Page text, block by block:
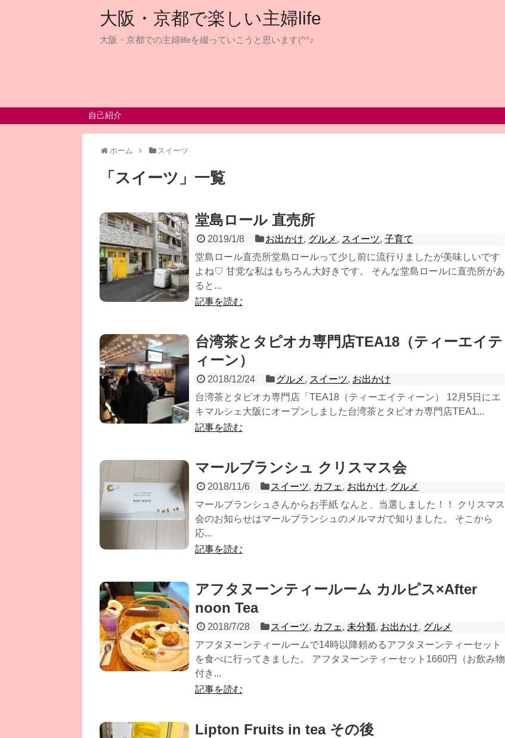
大阪・京都で楽しい主婦life
大阪・京都での主婦lifeを綴っていこうと思います(^^♪
自己紹介
ホーム スイーツ
「 スイーツ 」 一覧
堂島ロール 直売所
2019/1/8 お出かけ, グルメ , スイーツ,子育て
堂島ロール直売所堂島ロールって少し前に流行りましたが美味しいです
よね♡ 甘党な私はもちろん大好きです。 そんな堂島ロールに直売所があ
ると...
記事を読む
台湾茶とタピオカ専門店TEA18（ティーエイテ
ィーン）
2018/12/24 グルメ , スイーツ, お出かけ
台湾茶とタピオカ専門店「TEA18（ティーエイティーン） 12月5日にエ
キマルシェ大阪にオープンしました台湾茶とタピオカ専門店TEA1...
記事を読む
マールブランシュ クリスマス会
2018/11/6 スイーツ, カフェ , お出かけ, グルメ
マールブランシュさんからお手紙 なんと、当選しました！！ クリスマス
会のお知らせはマールブランシュのメルマガで知りました。 そこから
応...
記事を読む
アフタヌーンティールーム カルピス×After
noon Tea
2018/7/28 スイーツ, カフェ , 未分類, お出かけ, グルメ
アフタヌーンティールームで14時以降頼めるアフタヌーンティーセット
を食べに行ってきました。 アフタヌーンティーセット1660円（お飲み物
付き...
記事を読む
Lipton Fruits in tea その後